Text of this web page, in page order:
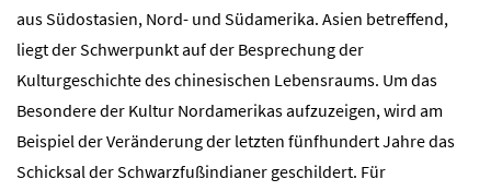
aus Südostasien, Nord- und Südamerika. Asien betreffend,
liegt der Schwerpunkt auf der Besprechung der
Kulturgeschichte des chinesischen Lebensraums. Um das
Besondere der Kultur Nordamerikas aufzuzeigen, wird am
Beispiel der Veränderung der letzten fünfhundert Jahre das
Schicksal der Schwarzfußindianer geschildert. Für